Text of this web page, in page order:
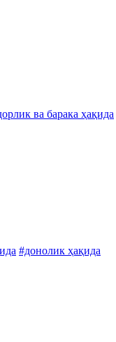
ва барака ҳақида
#донолик ҳақида